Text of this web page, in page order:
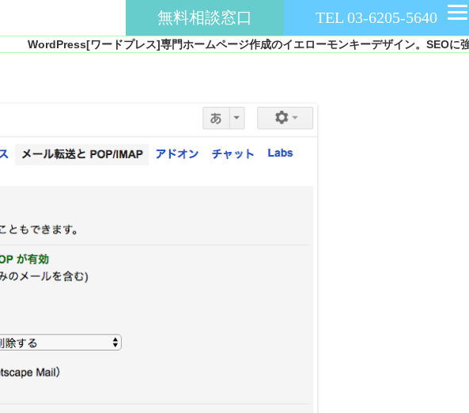
TEL 03-6205-5640
無料相談窓口
WordPress[ワードプレス]専門ホームページ作成のイエローモンキーデザイン。SEOに強い